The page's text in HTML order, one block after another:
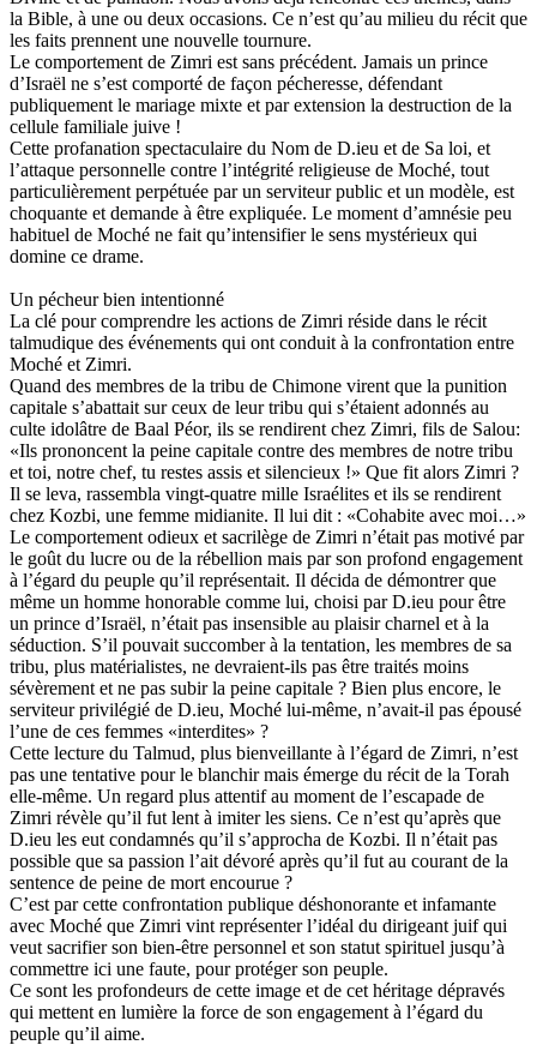
la Bible, à une ou deux occasions. Ce n’est qu’au milieu du récit que
les faits prennent une nouvelle tournure.
Le comportement de Zimri est sans précédent. Jamais un prince
d’Israël ne s’est comporté de façon pécheresse, défendant
publiquement le mariage mixte et par extension la destruction de la
cellule familiale juive !
Cette profanation spectaculaire du Nom de D.ieu et de Sa loi, et
l’attaque personnelle contre l’intégrité religieuse de Moché, tout
particulièrement perpétuée par un serviteur public et un modèle, est
choquante et demande à être expliquée. Le moment d’amnésie peu
habituel de Moché ne fait qu’intensifier le sens mystérieux qui
domine ce drame.
Un pécheur bien intentionné
La clé pour comprendre les actions de Zimri réside dans le récit
talmudique des événements qui ont conduit à la confrontation entre
Moché et Zimri.
Quand des membres de la tribu de Chimone virent que la punition
capitale s’abattait sur ceux de leur tribu qui s’étaient adonnés au
culte idolâtre de Baal Péor, ils se rendirent chez Zimri, fils de Salou:
«Ils prononcent la peine capitale contre des membres de notre tribu
et toi, notre chef, tu restes assis et silencieux !» Que fit alors Zimri ?
Il se leva, rassembla vingt-quatre mille Israélites et ils se rendirent
chez Kozbi, une femme midianite. Il lui dit : «Cohabite avec moi…»
Le comportement odieux et sacrilège de Zimri n’était pas motivé par
le goût du lucre ou de la rébellion mais par son profond engagement
à l’égard du peuple qu’il représentait. Il décida de démontrer que
même un homme honorable comme lui, choisi par D.ieu pour être
un prince d’Israël, n’était pas insensible au plaisir charnel et à la
séduction. S’il pouvait succomber à la tentation, les membres de sa
tribu, plus matérialistes, ne devraient-ils pas être traités moins
sévèrement et ne pas subir la peine capitale ? Bien plus encore, le
serviteur privilégié de D.ieu, Moché lui-même, n’avait-il pas épousé
l’une de ces femmes «interdites» ?
Cette lecture du Talmud, plus bienveillante à l’égard de Zimri, n’est
pas une tentative pour le blanchir mais émerge du récit de la Torah
elle-même. Un regard plus attentif au moment de l’escapade de
Zimri révèle qu’il fut lent à imiter les siens. Ce n’est qu’après que
D.ieu les eut condamnés qu’il s’approcha de Kozbi. Il n’était pas
possible que sa passion l’ait dévoré après qu’il fut au courant de la
sentence de peine de mort encourue ?
C’est par cette confrontation publique déshonorante et infamante
avec Moché que Zimri vint représenter l’idéal du dirigeant juif qui
veut sacrifier son bien-être personnel et son statut spirituel jusqu’à
commettre ici une faute, pour protéger son peuple.
Ce sont les profondeurs de cette image et de cet héritage dépravés
qui mettent en lumière la force de son engagement à l’égard du
peuple qu’il aime.